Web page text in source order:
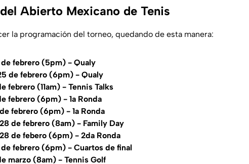
Abierto Mexicano de Tenis
la programación del torneo, quedando de esta manera:
de febrero (5pm) - Qualy
de febrero (6pm) - Qualy
febrero (11am) - Tennis Talks
febrero (6pm) - 1a Ronda
febrero (6pm) - 1a Ronda
de febrero (8am) - Family Day
de febero (6pm) - 2da Ronda
febrero (6pm) - Cuartos de final
marzo (8am) - Tennis Golf